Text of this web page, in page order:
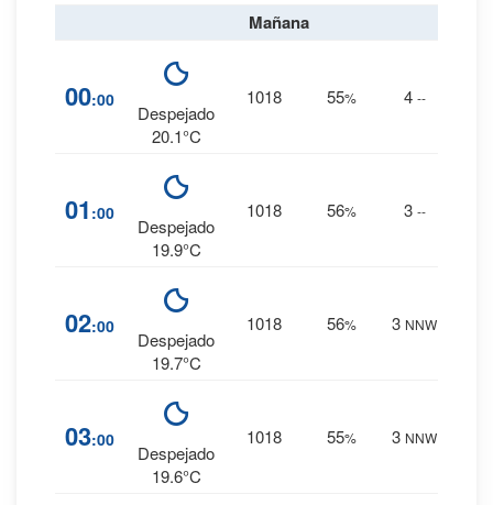
Mañana
00:00
Despejado
20.1°C
1018 55% 4 --
01 :00
Despejado
19.9°C
1018 56% 3 --
02:00
Despejado
19.7°C
1018 56% 3 NNW
03:00
Despejado
19.6°C
1018 55% 3 NNW